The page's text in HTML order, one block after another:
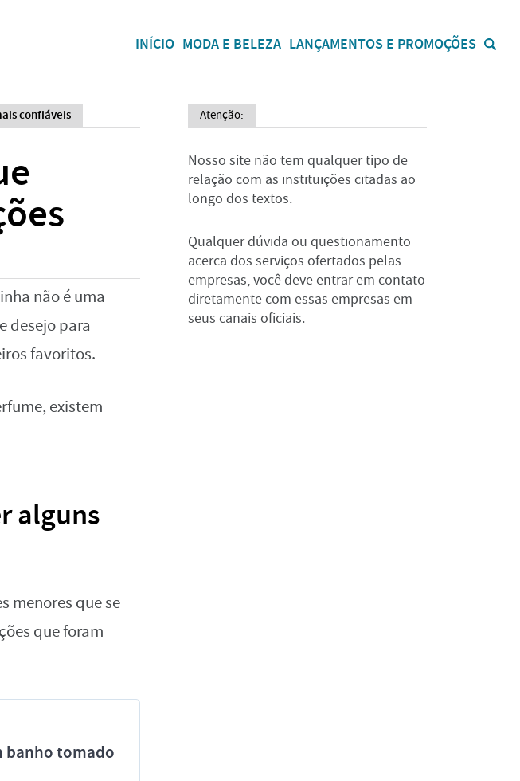
INÍCIO MODA E BELEZA LANÇAMENTOS E PROMOÇÕES
confiáveis
não é uma
desejo para
favoritos.
existem
alguns
menores que se
que foram
banho tomado
Atenção:
Nosso site não tem qualquer tipo de
relação com as instituições citadas ao
longo dos textos.
Qualquer dúvida ou questionamento
acerca dos serviços ofertados pelas
empresas, você deve entrar em contato
diretamente com essas empresas em
seus canais oficiais.